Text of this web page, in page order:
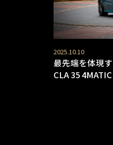
2025.10.10
最先端を体現
CLA 35 4MATIC